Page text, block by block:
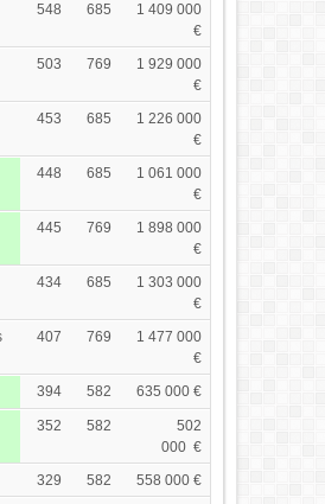
548 685
1 409 000
€
503 769
1 929 000
€
453 685
1 226 000
€
448 685
1 061 000
€
445 769
1 898 000
€
434 685
1 303 000
€
407 769
1 477 000
€
394 582 635 000 €
352 582
502
000 €
329 582
558 000 €